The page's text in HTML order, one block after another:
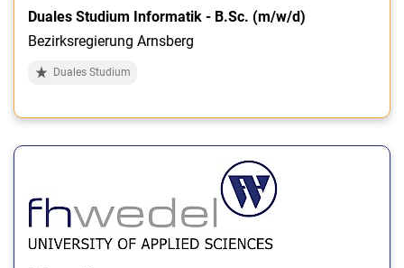
Duales Studium Informatik - B.Sc. (m/w/d)
Bezirksregierung Arnsberg
Duales Studium